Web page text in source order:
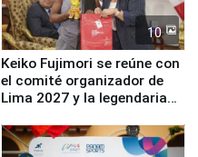
10
Keiko Fujimori se reúne con
el comité organizador de
Lima 2027 y la legendaria